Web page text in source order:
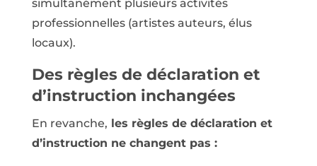
simultanément plusieurs activités
professionnelles (artistes auteurs, élus
locaux).
Des règles de déclaration et
d’instruction inchangées
En revanche, les règles de déclaration et
d’instruction ne changent pas :